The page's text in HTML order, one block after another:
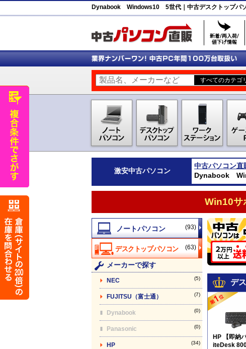
Dynabook Windows10 5世代｜中古デスクトップパ
激安中古パソコン
中古パソコン直
Dynabook
Win10サ
(93)
(63)
メーカーで探す
NEC (5)
FUJITSU（富士通） (7)
Dynabook (0)
Panasonic (0)
HP (34)
デ
HP 【即納
iteDesk